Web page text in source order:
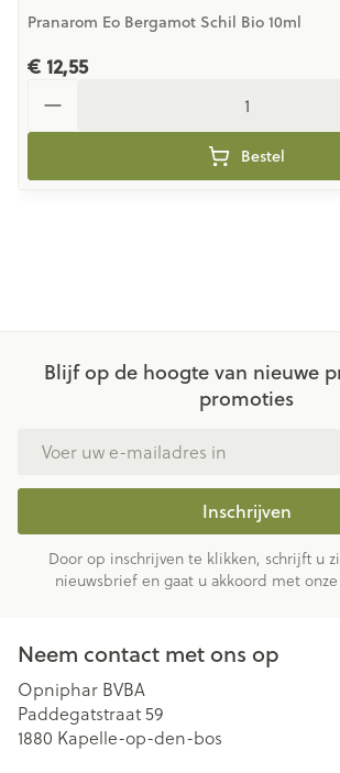
Pranarom Eo Bergamot Schil Bio 10ml
€ 12,55
Bestel
Blijf op de hoogte van nieuwe
promoties
Inschrijven
Door op inschrijven te klikken, schrijft u
nieuwsbrief en gaat u akkoord met onze
Neem contact met ons op
Opniphar BVBA
Paddegatstraat 59
1880 Kapelle-op-den-bos